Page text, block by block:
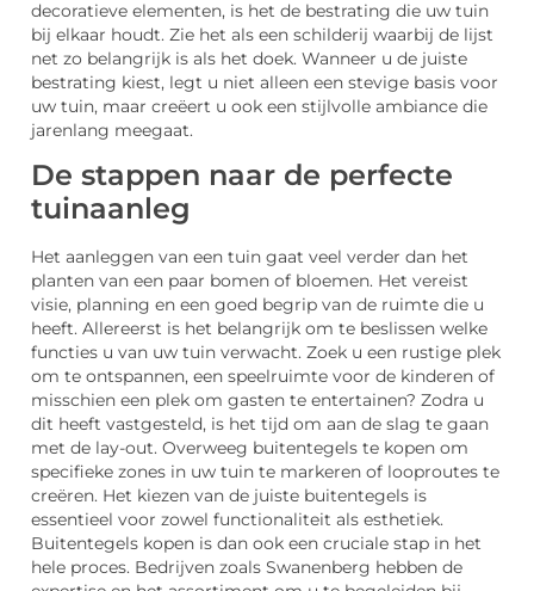
decoratieve elementen, is het de bestrating die uw tuin
bij elkaar houdt. Zie het als een schilderij waarbij de lijst
net zo belangrijk is als het doek. Wanneer u de juiste
bestrating kiest, legt u niet alleen een stevige basis voor
uw tuin, maar creëert u ook een stijlvolle ambiance die
jarenlang meegaat.
De stappen naar de perfecte
tuinaanleg
Het aanleggen van een tuin gaat veel verder dan het
planten van een paar bomen of bloemen. Het vereist
visie, planning en een goed begrip van de ruimte die u
heeft. Allereerst is het belangrijk om te beslissen welke
functies u van uw tuin verwacht. Zoek u een rustige plek
om te ontspannen, een speelruimte voor de kinderen of
misschien een plek om gasten te entertainen? Zodra u
dit heeft vastgesteld, is het tijd om aan de slag te gaan
met de lay-out. Overweeg buitentegels te kopen om
specifieke zones in uw tuin te markeren of looproutes te
creëren. Het kiezen van de juiste buitentegels is
essentieel voor zowel functionaliteit als esthetiek.
Buitentegels kopen is dan ook een cruciale stap in het
hele proces. Bedrijven zoals Swanenberg hebben de